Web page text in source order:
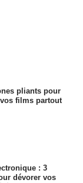
pliants pour
films partout
: 3
dévorer vos